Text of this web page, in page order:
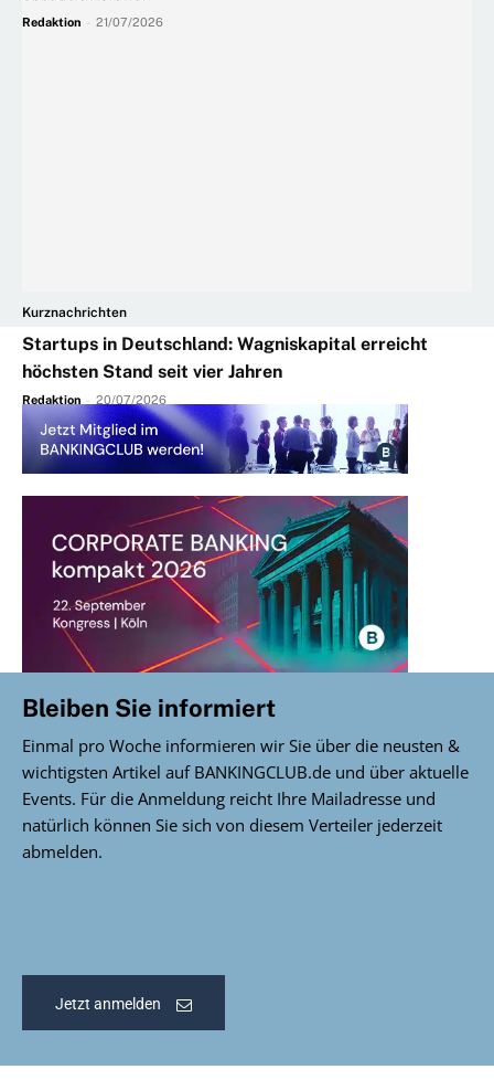
Redaktion 21/07/2026
Kurznachrichten
Startups in Deutschland: Wagniskapital erreicht
höchsten Stand seit vier Jahren
Redaktion - 20/07/2026
Bleiben Sie informiert
Einmal pro Woche informieren wir Sie über die neusten &
wichtigsten Artikel auf BANKINGCLUB.de und über aktuelle
Events. Für die Anmeldung reicht Ihre Mailadresse und
natürlich können Sie sich von diesem Verteiler jederzeit
abmelden.
Jetzt anmelden